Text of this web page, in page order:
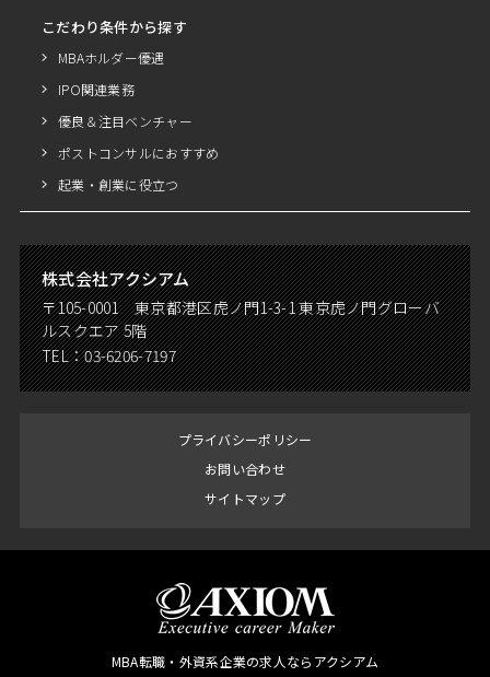
こだわり条件から探す
MBAホルダー優遇
IPO関連業務
優良＆注目ベンチャー
ポストコンサルにおすすめ
起業・創業に役立つ
株式会社アクシアム
〒105-0001 東京都港区虎ノ門1-3-1 東京虎ノ門グローバ
ルスクエア 5階
TEL：03-6206-7197
プライバシーポリシー
お問い合わせ
サイトマップ
MBA転職・外資系企業の求人ならアクシアム